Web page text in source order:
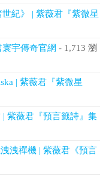
紀》 | 紫薇君『紫微星
寰宇傳奇官網 - 1,713 瀏
| 紫薇君『紫微星
紫薇君『預言籤詩』集
洩禪機 | 紫薇君《預言